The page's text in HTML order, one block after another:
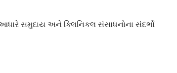
સમુદાય અને ક્લિનિકલ સંસાધનોના સંદર્ભો